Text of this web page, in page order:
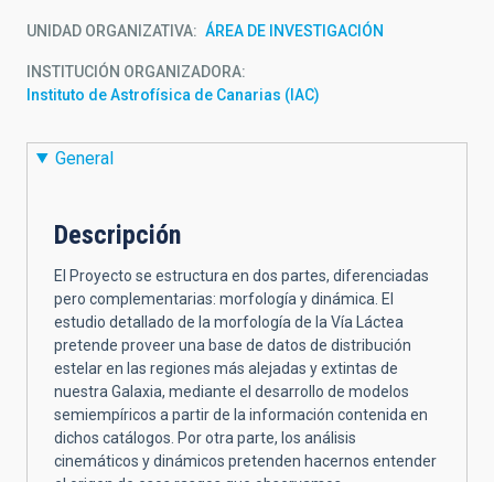
UNIDAD ORGANIZATIVA ÁREA DE INVESTIGACIÓN
INSTITUCIÓN ORGANIZADORA
Instituto de Astrofísica de Canarias (IAC)
General
Descripción
El Proyecto se estructura en dos partes, diferenciadas
pero complementarias: morfología y dinámica. El
estudio detallado de la morfología de la Vía Láctea
pretende proveer una base de datos de distribución
estelar en las regiones más alejadas y extintas de
nuestra Galaxia, mediante el desarrollo de modelos
semiempíricos a partir de la información contenida en
dichos catálogos. Por otra parte, los análisis
cinemáticos y dinámicos pretenden hacernos entender